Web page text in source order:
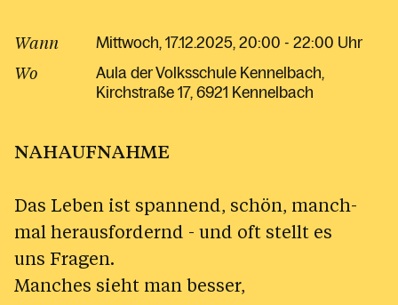
Wann Mittwoch, 17.12.2025, 20:00 - 22:00 Uhr
Wo
Aula der Volksschule Kennelbach
Kirchstraße 17 6921 Kennelbach
NAHAUFNAHME
Das Leben ist spannend, schön, manch-
mal herausfordernd - und oft stellt es
uns Fragen.
Manches sieht man besser,